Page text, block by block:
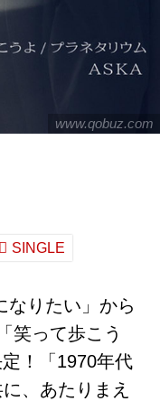
www.qobuz.com
SINGLE
なりたい」から
笑って歩こう
！「1970年代
、あたりまえ